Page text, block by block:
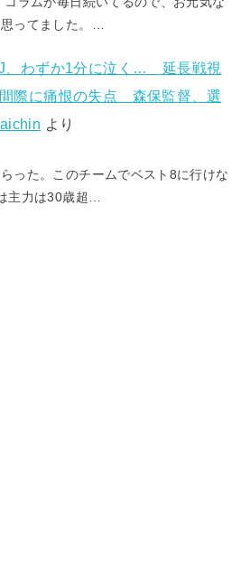
ってました。…
J、わずか1分に泣く… 延長戦視
際に痛恨の失点 森保監督、選
より
った。このチームでベスト8に行けな
主力は30歳超…